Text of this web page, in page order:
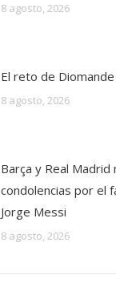
8 agosto, 2026
El reto de Diomande
8 agosto, 2026
Barça y Real Madrid
condolencias por el
Jorge Messi
8 agosto, 2026